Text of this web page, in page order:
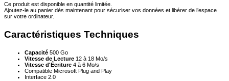
Ce produit est disponible en quantité limitée.
Ajoutez-le au panier dès maintenant pour sécuriser vos données et libérer de l’espace
sur votre ordinateur.
Caractéristiques Techniques
Capacité 500 Go
Vitesse de Lecture 12 à 18 Mo/s
Vitesse d'Écriture 4 à 6 Mo/s
Compatible Microsoft Plug and Play
Interface 2.0